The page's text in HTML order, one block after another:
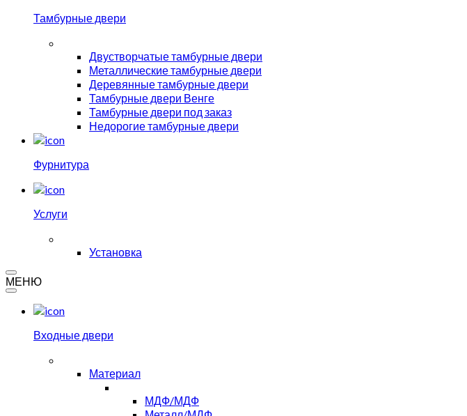
Тамбурные двери
Двустворчатые тамбурные двери
Металлические тамбурные двери
Деревянные тамбурные двери
Тамбурные двери Венге
Тамбурные двери под заказ
Недорогие тамбурные двери
Фурнитура
Услуги
Установка
МЕНЮ
Входные двери
Материал
МДФ/МДФ